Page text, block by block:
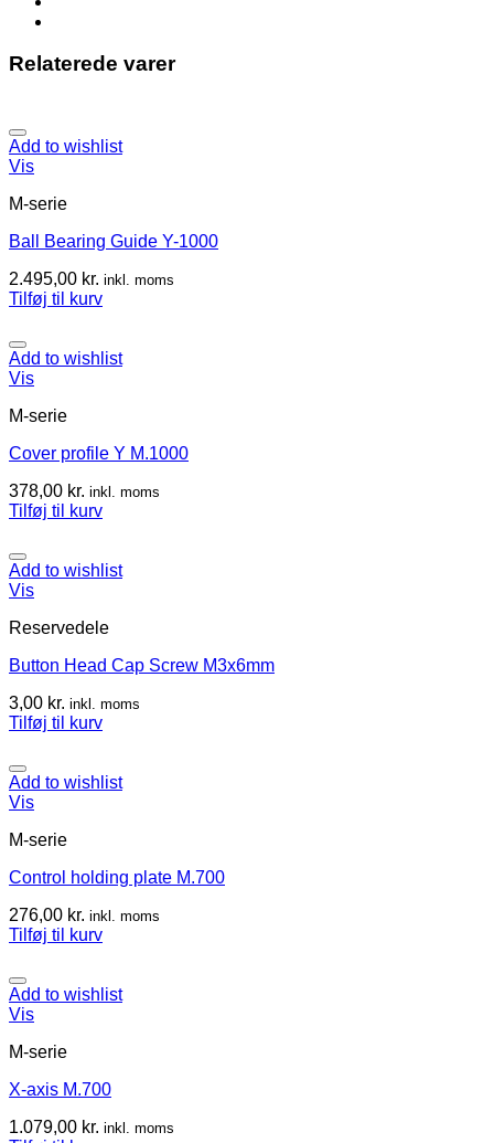
Relaterede varer
Add to wishlist
Vis
M-serie
Ball Bearing Guide Y-1000
2.495,00 kr. inkl. moms
Tilføj til kurv
Add to wishlist
Vis
M-serie
Cover profile Y M.1000
378,00 kr. inkl. moms
Tilføj til kurv
Add to wishlist
Vis
Reservedele
Button Head Cap Screw M3x6mm
3,00 kr. inkl. moms
Tilføj til kurv
Add to wishlist
Vis
M-serie
Control holding plate M.700
276,00 kr. inkl. moms
Tilføj til kurv
Add to wishlist
Vis
M-serie
X-axis M.700
1.079,00 kr. inkl. moms